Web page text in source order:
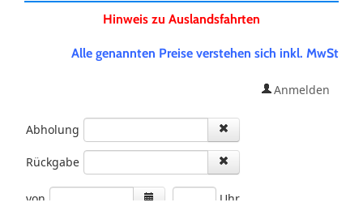
Hinweis zu Auslandsfahrten
Alle genannten Preise verstehen sich inkl. MwSt